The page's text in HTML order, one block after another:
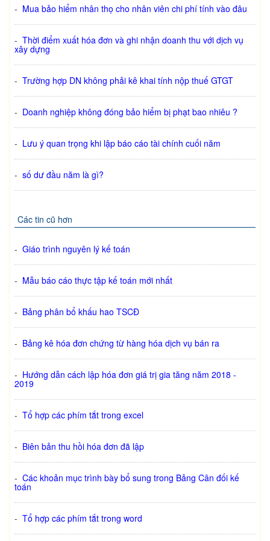
- Mua bảo hiểm nhân thọ cho nhân viên chi phí tính vào đâu
- Thời điểm xuất hóa đơn và ghi nhận doanh thu với dịch vụ
xây dựng
- Trường hợp DN không phải kê khai tính nộp thuế GTGT
- Doanh nghiệp không đóng bảo hiểm bị phạt bao nhiêu ?
- Lưu ý quan trọng khi lập báo cáo tài chính cuối năm
- số dư đầu năm là gì?
Các tin cũ hơn
- Giáo trình nguyên lý kế toán
- Mẫu báo cáo thực tập kế toán mới nhất
- Bảng phân bổ khấu hao TSCĐ
- Bảng kê hóa đơn chứng từ hàng hóa dịch vụ bán ra
- Hướng dẫn cách lập hóa đơn giá trị gia tăng năm 2018 -
2019
- Tổ hợp các phím tắt trong excel
- Biên bản thu hồi hóa đơn đã lập
- Các khoản mục trình bày bổ sung trong Bảng Cân đối kế
toán
- Tổ hợp các phím tắt trong word